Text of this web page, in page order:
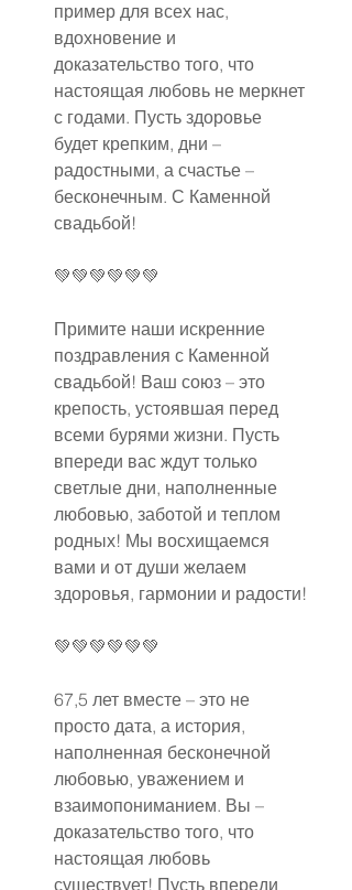
пример для всех нас,
вдохновение и
доказательство того, что
настоящая любовь не меркнет
с годами. Пусть здоровье
будет крепким, дни –
радостными, а счастье –
бесконечным. С Каменной
свадьбой!
💚💚💚💚💚💚
Примите наши искренние
поздравления с Каменной
свадьбой! Ваш союз – это
крепость, устоявшая перед
всеми бурями жизни. Пусть
впереди вас ждут только
светлые дни, наполненные
любовью, заботой и теплом
родных! Мы восхищаемся
вами и от души желаем
здоровья, гармонии и радости!
💚💚💚💚💚💚
67,5 лет вместе – это не
просто дата, а история,
наполненная бесконечной
любовью, уважением и
взаимопониманием. Вы –
доказательство того, что
настоящая любовь
существует! Пусть впереди